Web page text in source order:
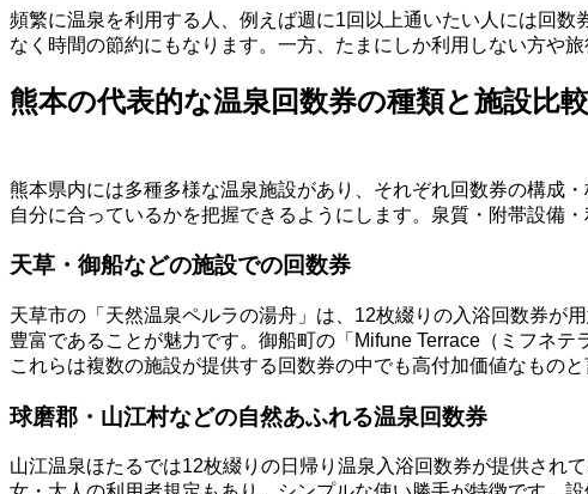
頻繁に温泉を利用する人、例えば週に1回以上通いたい人には回
なく時間の節約にもなります。一方、たまにしか利用しない方や
熊本の代表的な温泉回数券の種類と施設比較
熊本県内には多種多様な温泉施設があり、それぞれ回数券の構成
自分に合っているかを把握できるようにします。泉質・附帯設備
天草・御船などの施設での回数券
天草市の「天然温泉ペルラの湯舟」は、12枚綴りの入浴回数券が
豊富であることが魅力です。御船町の「Mifune Terrace（ミフネ
これらは複数の施設が提供する回数券の中でも高付加価値なものと
球磨郡・山江村などの自然あふれる温泉回数券
山江温泉ほたるでは12枚綴りの日帰り温泉入浴回数券が提供され